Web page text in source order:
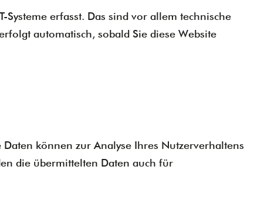
erfasst. Das sind vor allem technische
automatisch, sobald Sie diese Website
können zur Analyse Ihres Nutzerverhaltens
die übermittelten Daten auch für